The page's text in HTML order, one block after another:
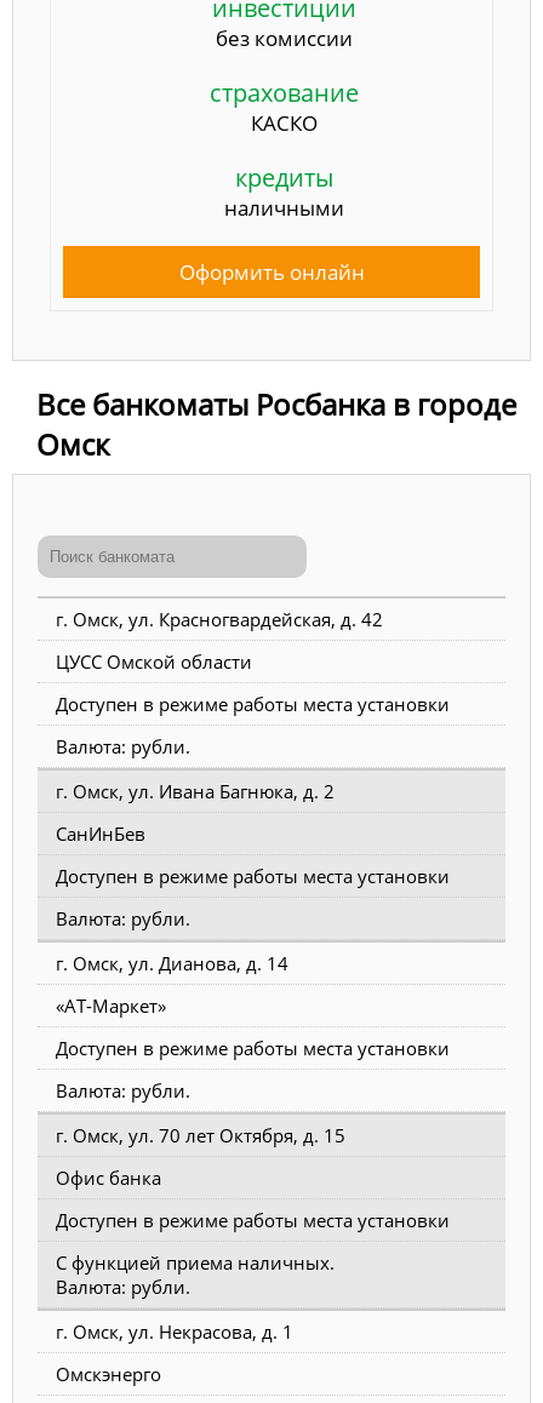
инвестиции
без комиссии
страхование
КАСКО
кредиты
наличными
Оформить онлайн
Все банкоматы Росбанка в городе
Омск
г. Омск, ул. Красногвардейская, д. 42
ЦУСС Омской области
Доступен в режиме работы места установки
Валюта: рубли.
г. Омск, ул. Ивана Багнюка, д. 2
СанИнБев
Доступен в режиме работы места установки
Валюта: рубли.
г. Омск, ул. Дианова, д. 14
«АТ-Маркет»
Доступен в режиме работы места установки
Валюта: рубли.
г. Омск, ул. 70 лет Октября, д. 15
Офис банка
Доступен в режиме работы места установки
С функцией приема наличных.
Валюта: рубли.
г. Омск, ул. Некрасова, д. 1
Омскэнерго